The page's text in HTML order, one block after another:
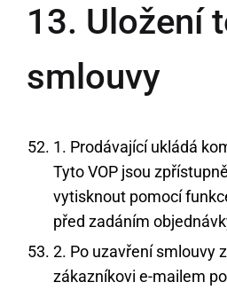
13. Uložení
smlouvy
1. Prodávající ukládá
Tyto VOP jsou
vytisknout pomocí
před zadáním
2. Po uzavření smlouvy
zákazníkovi e-mailem